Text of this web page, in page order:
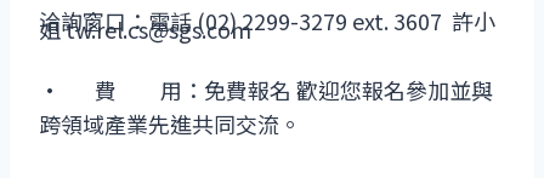
洽詢窗口：電話 (02) 2299-3279 ext. 3607 許小
姐 tw.rel.cs@sgs.com
· 費 用：免費報名 歡迎您報名參加並與
跨領域產業先進共同交流。